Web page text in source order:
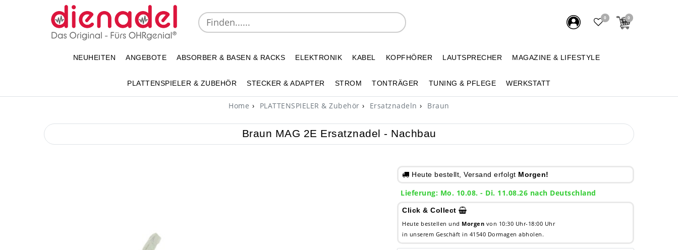
0 0
NEUHEITEN ANGEBOTE ABSORBER & BASEN & RACKS ELEKTRONIK KABEL KOPFHÖRER LAUTSPRECHER MAGAZINE & LIFESTYLE
PLATTENSPIELER & ZUBEHÖR STECKER & ADAPTER STROM TONTRÄGER TUNING & PFLEGE WERKSTATT
Home PLATTENSPIELER & Zubehör Ersatznadeln Braun
Braun MAG 2E Ersatznadel - Nachbau
Heute bestellt, Versand erfolgt Morgen!
Lieferung: Mo. 10.08. - Di. 11.08.26 nach Deutschland
Click & Collect
Heute bestellen und Morgen von 10:30 Uhr-18:00 Uhr
in unserem Geschäft in 41540 Dormagen abholen.